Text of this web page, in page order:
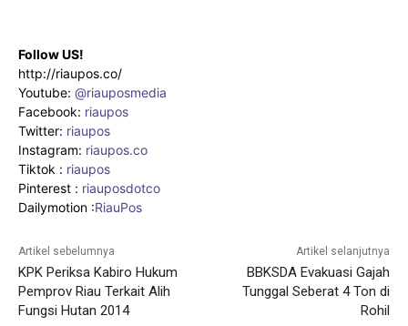
Follow US!
http://riaupos.co/
Youtube: @riauposmedia
Facebook: riaupos
Twitter: riaupos
Instagram: riaupos.co
Tiktok : riaupos
Pinterest : riauposdotco
Dailymotion :RiauPos
Artikel sebelumnya
KPK Periksa Kabiro Hukum
Pemprov Riau Terkait Alih
Fungsi Hutan 2014
Artikel selanjutnya
BBKSDA Evakuasi Gajah
Tunggal Seberat 4 Ton di
Rohil